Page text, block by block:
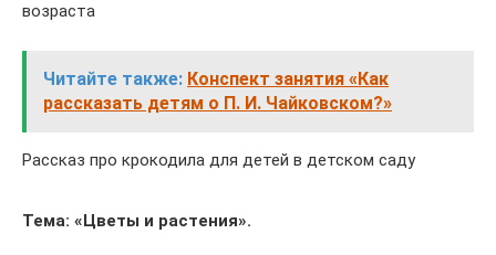
возраста
Читайте также: Конспект занятия «Как
рассказать детям о П. И. Чайковском?»
Рассказ про крокодила для детей в детском саду
Тема: «Цветы и растения».